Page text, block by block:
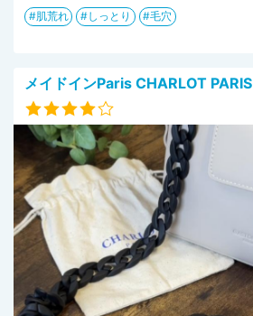
肌荒れ しっとり
毛穴
メイドインParis CHARLOT PARIS